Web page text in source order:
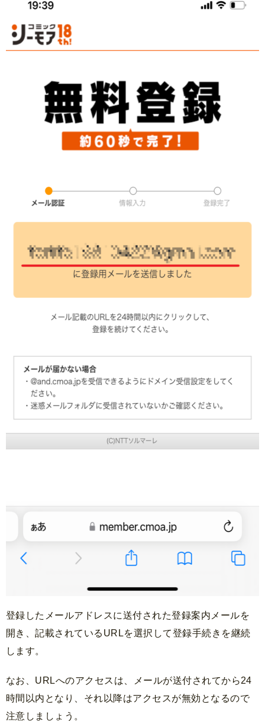
登録したメールアドレスに送付された登録案内メールを
開き、記載されているURLを選択して登録手続きを継続
します。
なお、URLへのアクセスは、メールが送付されてから24
時間以内となり、それ以降はアクセスが無効となるので
注意しましょう。